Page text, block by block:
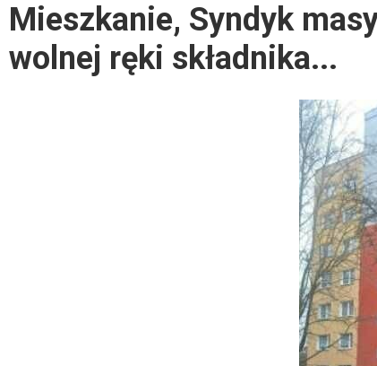
Mieszkanie, Syndyk
wolnej ręki składnika...